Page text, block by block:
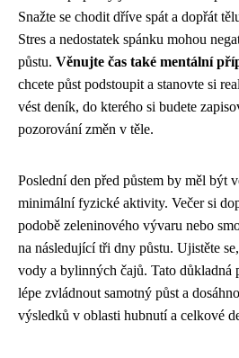
Snažte se chodit dříve spát a dopřát
Stres a nedostatek spánku mohou
půstu. Věnujte čas také mentální
chcete půst podstoupit a stanovte si
vést deník, do kterého si budete
pozorování změn v těle.
Poslední den před půstem by měl být
minimální fyzické aktivity. Večer si
podobě zeleninového vývaru nebo
na následující tři dny půstu. Ujistěte
vody a bylinných čajů. Tato důkladná
lépe zvládnout samotný půst a
výsledků v oblasti hubnutí a celkové